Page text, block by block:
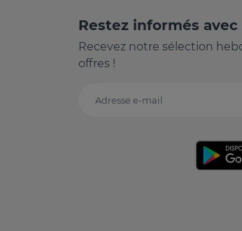
Restez informés
Recevez notre sélection
offres !
Adresse e-mail